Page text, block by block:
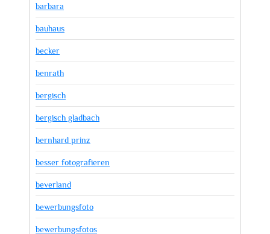
barbara
bauhaus
becker
benrath
bergisch
bergisch gladbach
bernhard prinz
besser fotografieren
beverland
bewerbungsfoto
bewerbungsfotos